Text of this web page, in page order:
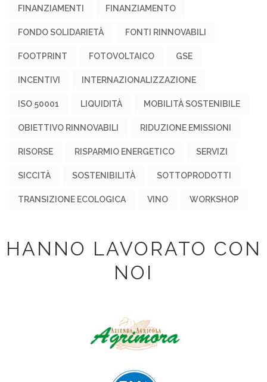
FINANZIAMENTI FINANZIAMENTO
FONDO SOLIDARIETÀ FONTI RINNOVABILI
FOOTPRINT FOTOVOLTAICO GSE
INCENTIVI INTERNAZIONALIZZAZIONE
ISO 50001 LIQUIDITÀ MOBILITÀ SOSTENIBILE
OBIETTIVO RINNOVABILI RIDUZIONE EMISSIONI
RISORSE RISPARMIO ENERGETICO SERVIZI
SICCITÀ SOSTENIBILITÀ SOTTOPRODOTTI
TRANSIZIONE ECOLOGICA VINO WORKSHOP
HANNO LAVORATO CON
NOI